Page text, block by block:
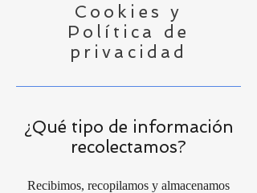
Cookies y
Política
de
privacidad
¿Qué tipo de información
recolectamos?
Recibimos, recopilamos y almacenamos